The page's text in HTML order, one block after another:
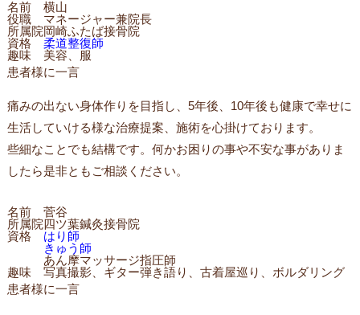
名前
横山
役職
マネージャー兼院長
所属院岡崎ふたば接骨院
資格
柔道整復師
趣味
美容、服
患者様に一言
痛みの出ない身体作りを目指し、5年後、10年後も健康で幸せに
生活していける様な治療提案、施術を心掛けております。
些細なことでも結構です。何かお困りの事や不安な事がありま
したら是非ともご相談ください。
名前
菅谷
所属院四ツ葉鍼灸接骨院
資格
はり師
きゅう師
あん摩マッサージ指圧師
趣味
写真撮影、ギター弾き語り、古着屋巡り、ボルダリング
患者様に一言